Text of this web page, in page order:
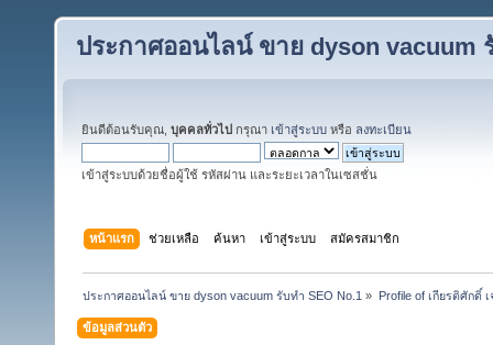
ประกาศออนไลน์ ขาย dyson vacuum
ยินดีต้อนรับคุณ, บุคคลทั่วไป กรุณา เข้าสู่ระบบ หรือ ลงทะเบียน
เข้าสู่ระบบด้วยชื่อผู้ใช้ รหัสผ่าน และระยะเวลาในเซสชั่น
หน้าแรก ช่วยเหลือ ค้นหา เข้าสู่ระบบ สมัครสมาชิก
ประกาศออนไลน์ ขาย dyson vacuum รับทำ SEO No.1 » Profile of เกียรติศักดิ์
ข้อมูลส่วนตัว